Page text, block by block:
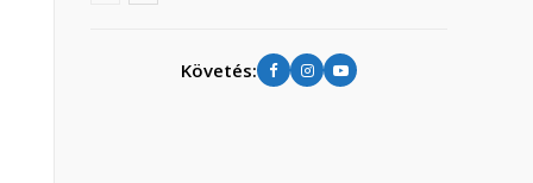
Követés: